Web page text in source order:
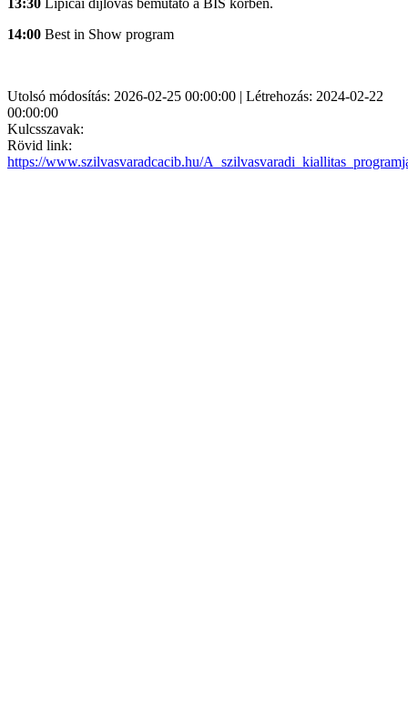
14:00 Best in Show program
Utolsó módosítás: 2026-02-25 00:00:00 | Létrehozás: 2024-02-22
00:00:00
Kulcsszavak:
Rövid link:
https://www.szilvasvaradcacib.hu/